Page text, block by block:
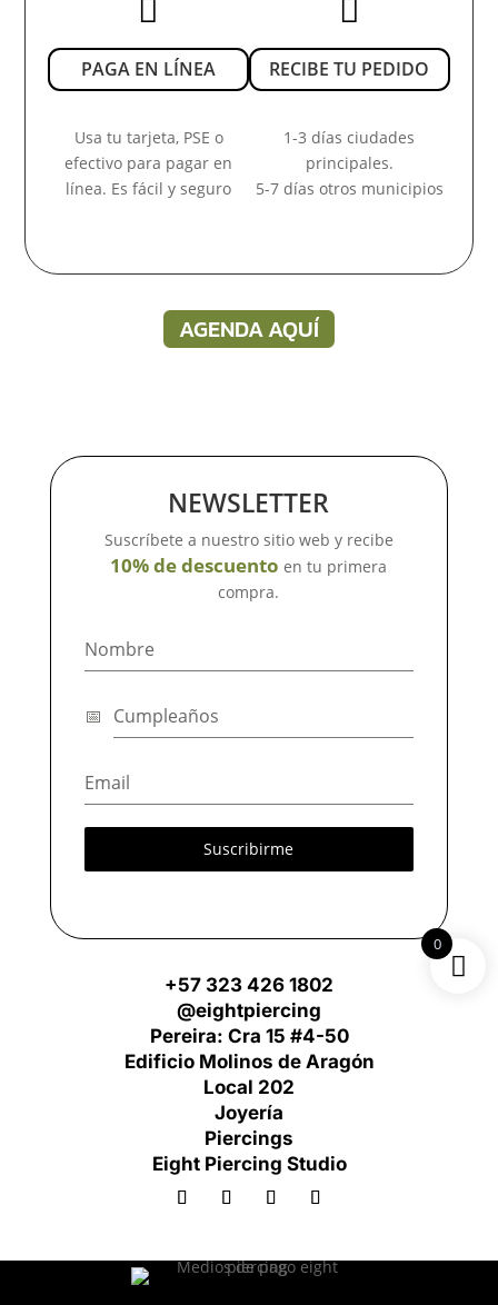

PAGA EN LÍNEA
Usa tu tarjeta, PSE o
efectivo para pagar en
línea. Es fácil y seguro

RECIBE TU PEDIDO
1-3 días ciudades
principales.
5-7 días otros municipios
AGENDA AQUÍ
NEWSLETTER
Suscríbete a nuestro sitio web y recibe
10% de descuento en tu primera
compra.
Suscribirme
+57 323 426 1802
@eightpiercing
Pereira: Cra 15 #4-50
Edificio Molinos de Aragón
Local 202
Joyería
Piercings
Eight Piercing Studio
0